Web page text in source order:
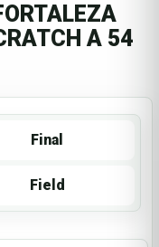
A 54
Final
Field